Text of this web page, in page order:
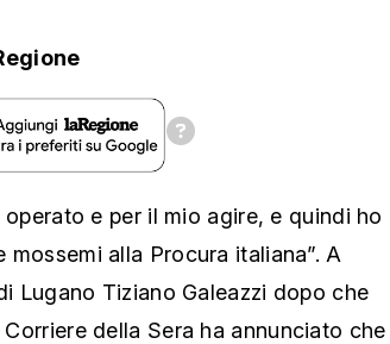
e per il mio agire, e quindi ho
alla Procura italiana”. A
Lugano Tiziano Galeazzi dopo che
della Sera ha annunciato che